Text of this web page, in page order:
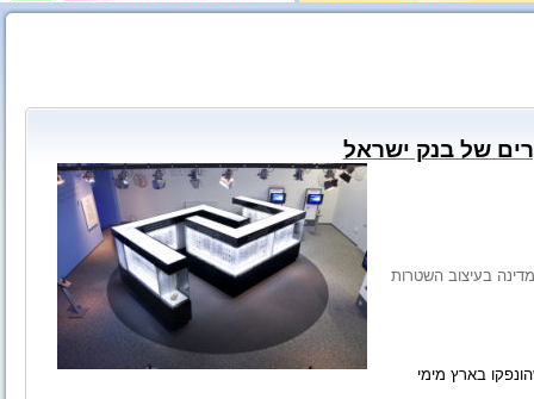
של בנק ישראל
בעיצוב השטרות
בארץ מימי